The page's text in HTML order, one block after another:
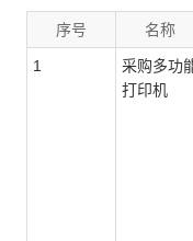
序号 名称
1
采购多功
打印机